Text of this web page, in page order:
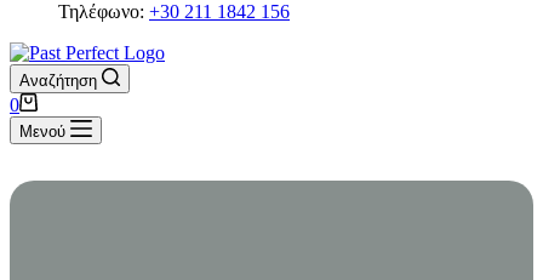
Τηλέφωνο: +30 211 1842 156
Αναζήτηση
Καλάθι
Αγορών
0
Μενού